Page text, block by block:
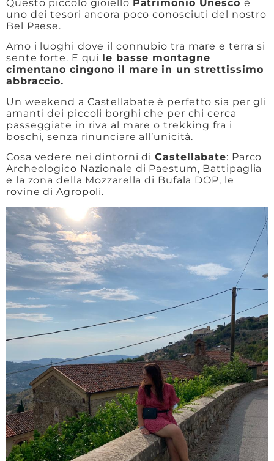
Questo piccolo gioiello Patrimonio Unesco è
uno dei tesori ancora poco conosciuti del nostro
Bel Paese.
Amo i luoghi dove il connubio tra mare e terra si
sente forte. E qui le basse montagne
cimentano cingono il mare in un strettissimo
abbraccio.
Un weekend a Castellabate è perfetto sia per gli
amanti dei piccoli borghi che per chi cerca
passeggiate in riva al mare o trekking fra i
boschi, senza rinunciare all’unicità.
Cosa vedere nei dintorni diCastellabate: Parco
Archeologico Nazionale di Paestum, Battipaglia
e la zona della Mozzarella di Bufala DOP, le
rovine di Agropoli.